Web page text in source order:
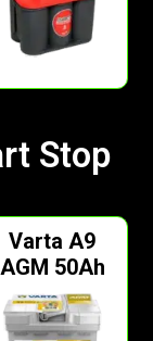
Stop
Varta A9
AGM 50Ah